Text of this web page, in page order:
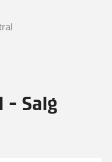
- Salg